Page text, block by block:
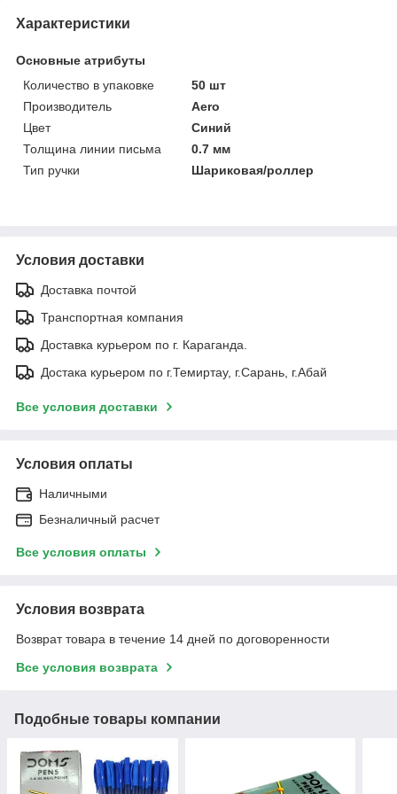
Характеристики
Основные атрибуты
Количество в упаковке
50 шт
Производитель
Aero
Цвет
Синий
Толщина линии письма
0.7 мм
Тип ручки
Шариковая/роллер
Условия доставки
Доставка почтой
Транспортная компания
Доставка курьером по г. Караганда.
Достака курьером по г.Темиртау, г.Сарань, г.Абай
Все условия доставки
Условия оплаты
Наличными
Безналичный расчет
Все условия оплаты
Условия возврата
Возврат товара в течение 14 дней по договоренности
Все условия возврата
Подобные товары компании